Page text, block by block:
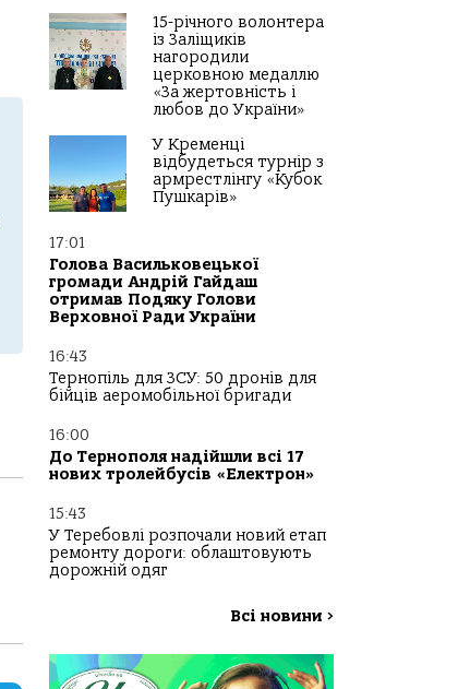
15-річного волонтера
із Заліщиків
нагородили
церковною медаллю
«За жертовність і
любов до України»
У Кременці
відбудеться турнір з
армрестлінгу «Кубок
Пушкарів»
17:01
Голова Васильковецької
громади Андрій Гайдаш
отримав Подяку Голови
Верховної Ради України
16:43
Тернопіль для ЗСУ: 50 дронів для
бійців аеромобільної бригади
16:00
До Тернополя надійшли всі 17
нових тролейбусів «Електрон»
15:43
У Теребовлі розпочали новий етап
ремонту дороги: облаштовують
дорожній одяг
Всі новини >